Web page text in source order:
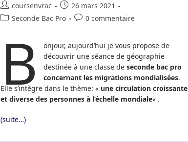
Auteur/autrice
de
coursenvrac
Publication
publiée :
26 mars 2021
PostSeconde Bac Pro
Commentaires
publication :
0 commentaire
B
onjour, aujourd’hui je vous propose de
découvrir une séance de géographie
destinée à une classe de seconde bac pro
concernant les migrations mondialisées.
Elle s’intègre dans le thème: « une circulation croissante
et diverse des personnes à l’échelle mondiale« .
(suite…)